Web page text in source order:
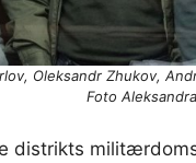
Oleksandr Zhukov,
Foto
distrikts